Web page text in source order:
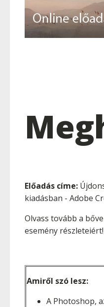
Előadás címe:
kiadásban - Adobe
Olvass tovább a
esemény részleteiért!
Amiről szó lesz:
A Photoshop,